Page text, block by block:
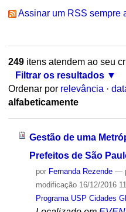
Assinar um RSS sempre
249itens atendem ao seu
Filtrar os resultados
Ordenar por relevância ·
alfabeticamente
Gestão de uma
Prefeitos de São
por Fernanda Rezende —
modificação16/12/2016
Programa USP Cidades